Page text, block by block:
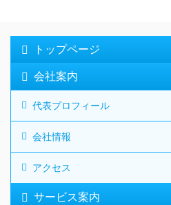
トップページ
会社案内
代表プロフィール
会社情報
アクセス
サービス案内